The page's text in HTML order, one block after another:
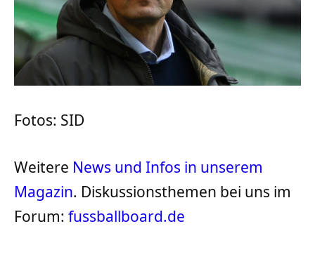
Fotos: SID
Weitere News und Infos in unserem
Magazin. Diskussionsthemen bei uns im
Forum: fussballboard.de